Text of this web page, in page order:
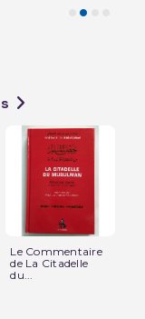
Le Commentaire
de La Citadelle
du...